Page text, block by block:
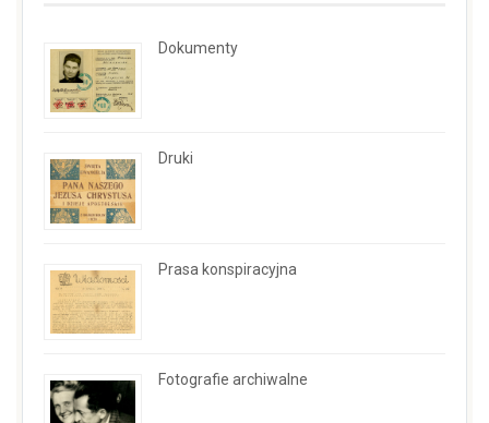
Dokumenty
Druki
Prasa konspiracyjna
Fotografie archiwalne